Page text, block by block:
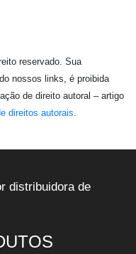
reservado. Sua
nossos links, é proibida
de direito autoral – artigo
direitos autorais
distribuidora de